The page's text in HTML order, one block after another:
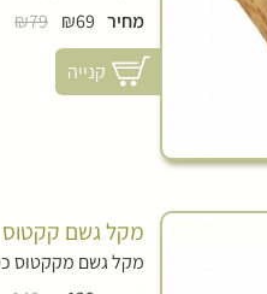
מחיר ₪69
₪79
קנייה
מקל גשם קקטוס
מקל גשם מקקטוס כ50 סמ בעבודת יד. סאונד מקצועי ומתמשך